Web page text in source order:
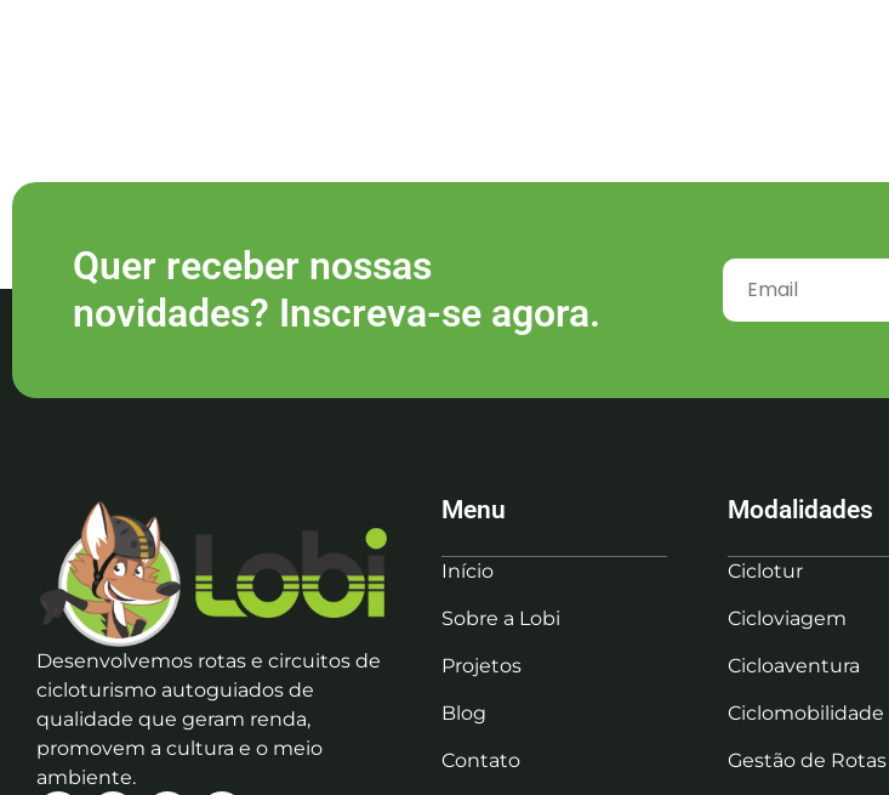
Quer receber nossas
novidades? Inscreva-se agora.
Desenvolvemos rotas e circuitos de
cicloturismo autoguiados de
qualidade que geram renda,
promovem a cultura e o meio
ambiente.
Menu
Início
Sobre a Lobi
Projetos
Blog
Contato
Modalidades
Ciclotur
Cicloviagem
Cicloaventura
Ciclomobilidade
Gestão de Rotas